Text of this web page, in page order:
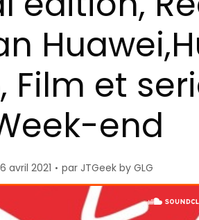
Film et
end
6 avril 2021 par JTGeek by GLG